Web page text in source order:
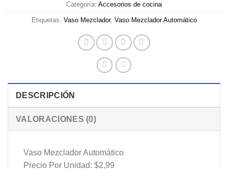
Categoría: Accesorios de cocina
Etiquetas: Vaso Mezclador, Vaso Mezclador Automático
DESCRIPCIÓN
VALORACIONES (0)
Vaso Mezclador Automático
Precio Por Unidad: $2,99